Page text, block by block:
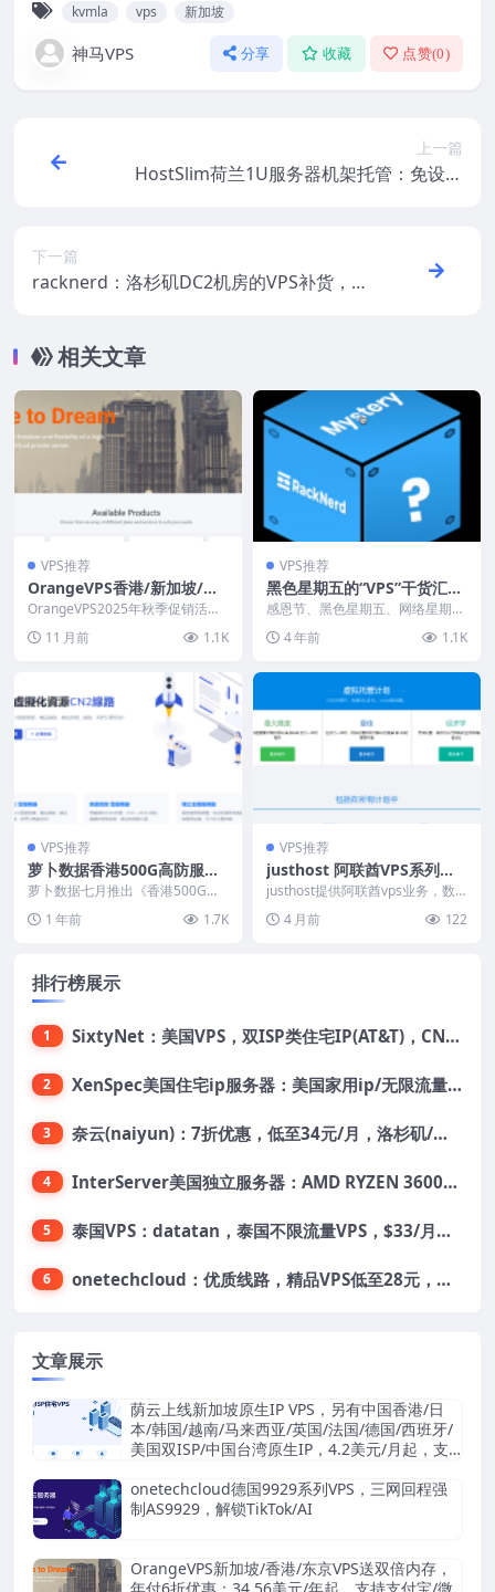
kvmla vps 新加坡
神马VPS 分享 收藏 点赞(0)
上一篇
HostSlim荷兰1U服务器机架托管：免设置
下一篇
racknerd：洛杉矶DC2机房的VPS补货，低
相关文章
VPS推荐
OrangeVPS香港/新加坡/美
国VPS秋季促销：19.35美元/
年起，支持支付宝/微信支付/
银联
OrangeVPS2025年秋季促销活动
括新加坡、...
11 月前 1.1K
VPS推荐
黑色星期五的“VPS”干货汇
总，2022年最便宜的VPS！
感恩节、黑色星期五、网络星期一
外vps促销的大致...
4 年前 1.1K
VPS推荐
萝卜数据香港500G高防服务
器：2核2G/20G SSD/100M
不限流量/42.39美元/月，支
持支付宝
萝卜数据七月推出《香港500G高
务器位于香港顶级机...
1 年前 1.7K
VPS推荐
justhost 阿联酋VPS系列基
于KVM虚拟，NVMe SSD阵
列，提供300M~1Gbps带
宽，不限制流量，后台支持一
justhost提供阿联酋vps业务，数
S系列基...
4 月前 122
排行榜展示
1 SixtyNet：美国VPS，双ISP类住宅IP(AT&T)，CN2 GIA网络，超高DDoS防御，$14/月，2G内存/2核/40gSSD/5T流量/10Gbps带宽
2 XenSpec美国住宅ip服务器：美国家用ip/无限流量/10Gbps独享带宽/449美元/月起，支持支付宝
3 奈云(naiyun)：7折优惠，低至34元/月，洛杉矶/香港机房，三网CN2 GIA/CUII/高防保护，解锁Chatgpt/Tiktok
4 InterServer美国独立服务器：AMD RYZEN 3600X处理器，75美元/月，送40美元
5 泰国VPS：datatan，泰国不限流量VPS，$33/月，4G内存/3核/60gSSD
6 onetechcloud：优质线路，精品VPS低至28元，美国三网原生CN2 GIA（高防可选）、香港CN2、韩国CN2
文章展示
荫云上线新加坡原生IP VPS，另有中国香港/日
本/韩国/越南/马来西亚/英国/法国/德国/西班牙/
美国双ISP/中国台湾原生IP，4.2美元/月起，支
onetechcloud德国9929系列VPS，三网回程强
制AS9929，解锁TikTok/AI
OrangeVPS新加坡/香港/东京VPS送双倍内存，
年付6折优惠：34.56美元/年起，支持支付宝/微